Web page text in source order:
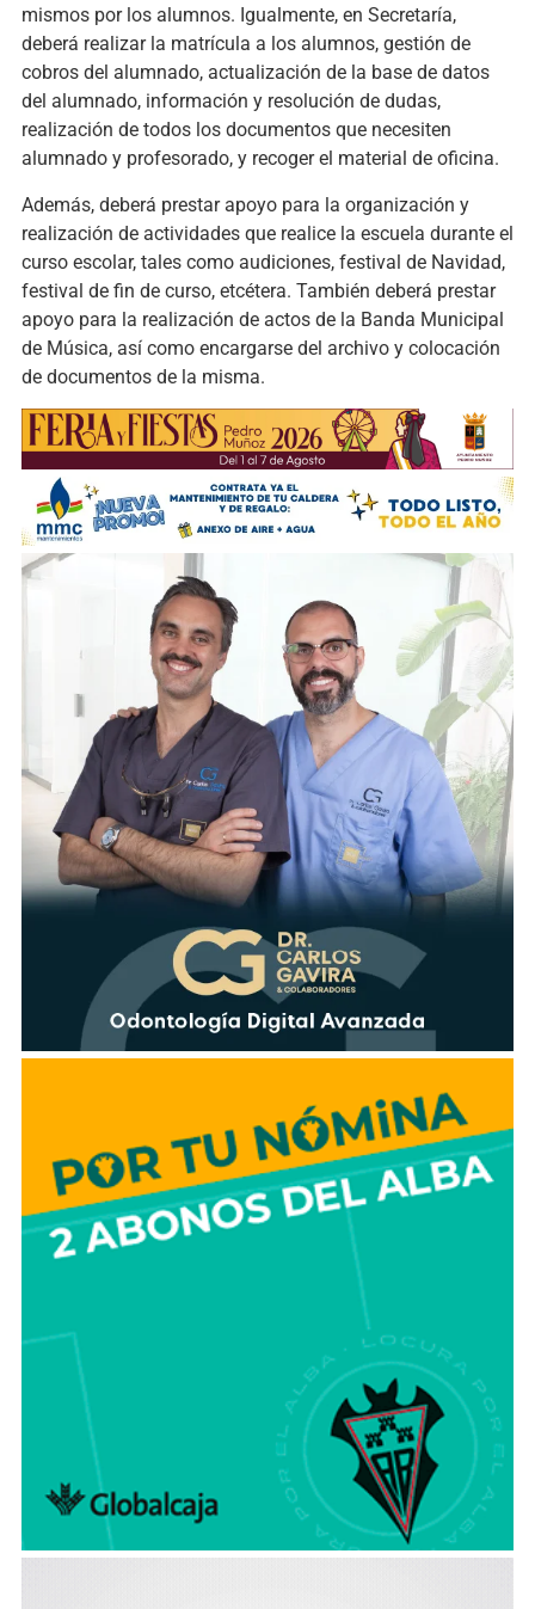
mismos por los alumnos. Igualmente, en Secretaría,
deberá realizar la matrícula a los alumnos, gestión de
cobros del alumnado, actualización de la base de datos
del alumnado, información y resolución de dudas,
realización de todos los documentos que necesiten
alumnado y profesorado, y recoger el material de oficina.
Además, deberá prestar apoyo para la organización y
realización de actividades que realice la escuela durante el
curso escolar, tales como audiciones, festival de Navidad,
festival de fin de curso, etcétera. También deberá prestar
apoyo para la realización de actos de la Banda Municipal
de Música, así como encargarse del archivo y colocación
de documentos de la misma.